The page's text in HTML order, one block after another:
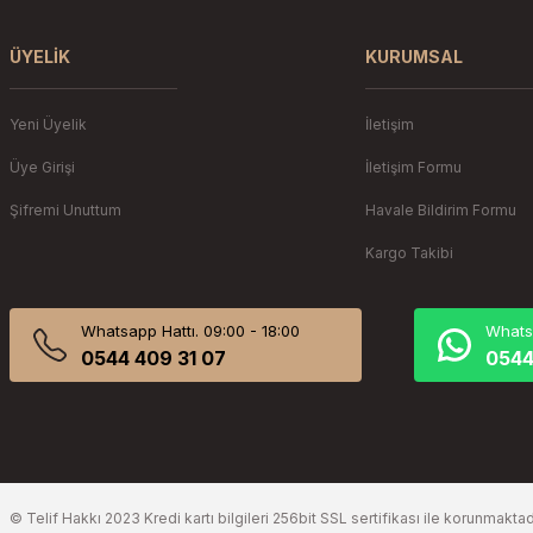
ÜYELIK
Yeni Üyelik
Üye Girişi
Şifremi Unuttum
KURUMSAL
İletişim
İletişim Formu
Havale Bildirim Formu
Kargo Takibi
Whatsapp Hattı. 09:00 - 18:00
0544 409 31 07
© Telif Hakkı 2023 Kredi kartı bilgileri 256bit SSL sertifikası ile